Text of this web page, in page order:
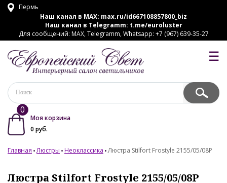
Пермь
Наш канал в MAX: max.ru/id667108857800_biz
Наш канал в Telegramm: t.me/euroluster
Для сообщений: MAX, Telegramm, Whatsapp: +7 (967) 639-35-27
☰
0
Моя корзина
0 руб.
Главная Люстры Неоклассика Люстра Stilfort Frostyle 2155/05/08P
Люстра Stilfort Frostyle 2155/05/08P